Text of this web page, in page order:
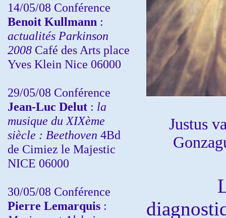
14/05/08 Conférence
Benoit Kullmann :
actualités Parkinson
2008 Café des Arts place
Yves Klein Nice 06000
29/05/08 Conférence
Jean-Luc Delut : la
musique du XIXème
siècle : Beethoven 4Bd
de Cimiez le Majestic
NICE 06000
30/05/08 Conférence
Pierre Lemarquis :
Justus
Les